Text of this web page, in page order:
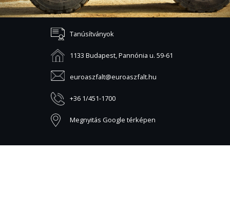
Tanúsítványok
1133 Budapest, Pannónia u. 59-61
euroaszfalt@euroaszfalt.hu
+36 1/451-1700
Megnyitás Google térképen